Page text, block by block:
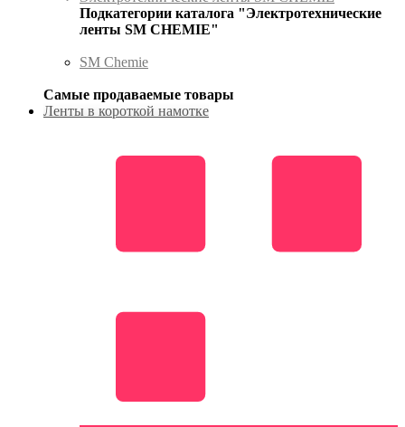
Подкатегории каталога "Электротехнические
ленты SM CHEMIE"
SM Chemie
Самые продаваемые товары
Ленты в короткой намотке